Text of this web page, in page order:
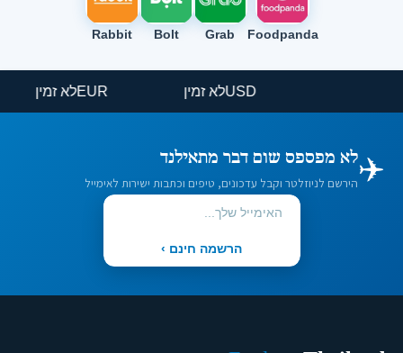
Foodpanda
Grab
Bolt
Rabbit
USDלא זמין EURלא זמין
✈️לא מפספס שום דבר מתאילנד
הירשם לניוזלטר וקבל עדכונים, טיפים וכתבות ישירות לאימייל
הרשמה חינם ›